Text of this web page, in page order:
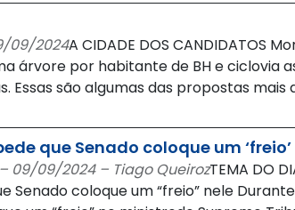
09/2024A CIDADE DOS CANDIDATOS
árvore por habitante de BH e ciclovia
Essas são algumas das propostas
que Senado coloque um
09/09/2024 – Tiago QueirozTEMA DO
Senado coloque um “freio” nele